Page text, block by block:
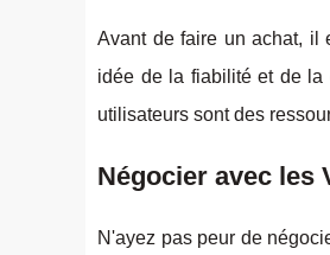
Avant de faire un achat, il
idée de la fiabilité et de la
utilisateurs sont des
Négocier avec les
N'ayez pas peur de